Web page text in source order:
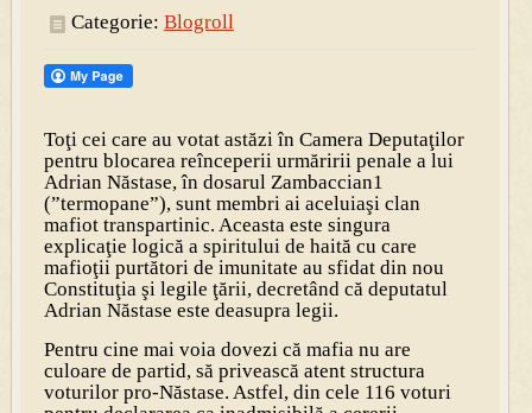
Categorie: Blogroll
Toţi cei care au votat astăzi în Camera Deputaţilor
pentru blocarea reînceperii urmăririi penale a lui
Adrian Năstase, în dosarul Zambaccian1
(”termopane”), sunt membri ai aceluiaşi clan
mafiot transpartinic. Aceasta este singura
explicaţie logică a spiritului de haită cu care
mafioţii purtători de imunitate au sfidat din nou
Constituţia şi legile ţării, decretând că deputatul
Adrian Năstase este deasupra legii.
Pentru cine mai voia dovezi că mafia nu are
culoare de partid, să privească atent structura
voturilor pro-Năstase. Astfel, din cele 116 voturi